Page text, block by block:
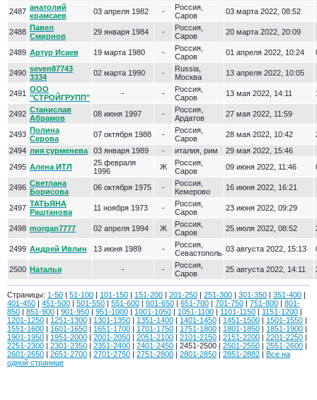
2487 анатолий
крамсаев
03 апреля 1982 -
Россия,
Саров
03 марта 2022, 08:52
2488 Павел
Смирнов
29 января 1984 -
Россия,
Саров
20 марта 2022, 20:09
2489 Артур Исаев 19 марта 1980 -
Россия,
Саров
01 апреля 2022, 10:24
2490 seven87743
3334
02 марта 1990 -
Russia,
Москва
13 апреля 2022, 10:05
2491 ООО
"СТРОЙГРУПП"
- -
Россия,
Саров
13 мая 2022, 14:11
2492 Станислав
Абрамов
08 июня 1997 -
Россия,
Ардатов
27 мая 2022, 11:59
2493 Полина
Серова
07 октября 1988 -
Россия,
Саров
28 мая 2022, 10:42
2494 лия сурменева 03 января 1989 - италия, рим
29 мая 2022, 15:46
2495 Алена ИТЛ
25 февраля
1996
Ж
Россия,
Саров
09 июня 2022, 11:46
2496 Светлана
Борисова
06 октября 1975 -
Россия,
Кемерово
16 июня 2022, 16:21
2497 ТАТЬЯНА
Раштанова
11 ноября 1973 -
Россия,
Саров
23 июня 2022, 09:29
2498 morgan7777 02 апреля 1994 Ж
Россия,
Саров
25 июля 2022, 08:52
2499 Андрей Ивлин 13 июня 1989 -
Россия,
Севастополь 03 августа 2022, 15:13
2500 Наталья - -
Россия,
Саров
25 августа 2022, 14:11
Страницы: 1-50 | 51-100 | 101-150 | 151-200 | 201-250 | 251-300 | 301-350 | 351-400 |
401-450 | 451-500 | 501-550 | 551-600 | 601-650 | 651-700 | 701-750 | 751-800 | 801-
850 | 851-900 | 901-950 | 951-1000 | 1001-1050 | 1051-1100 | 1101-1150 | 1151-1200 |
1201-1250 | 1251-1300 | 1301-1350 | 1351-1400 | 1401-1450 | 1451-1500 | 1501-1550 |
1551-1600 | 1601-1650 | 1651-1700 | 1701-1750 | 1751-1800 | 1801-1850 | 1851-1900 |
1901-1950 | 1951-2000 | 2001-2050 | 2051-2100 | 2101-2150 | 2151-2200 | 2201-2250 |
2251-2300 | 2301-2350 | 2351-2400 | 2401-2450 | 2451-2500 | 2501-2550 | 2551-2600 |
2601-2650 | 2651-2700 | 2701-2750 | 2751-2800 | 2801-2850 | 2851-2882 | Все на
одной странице